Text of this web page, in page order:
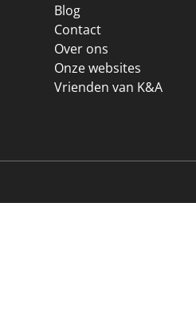
Blog
Contact
Over ons
Onze websites
Vrienden van K&A